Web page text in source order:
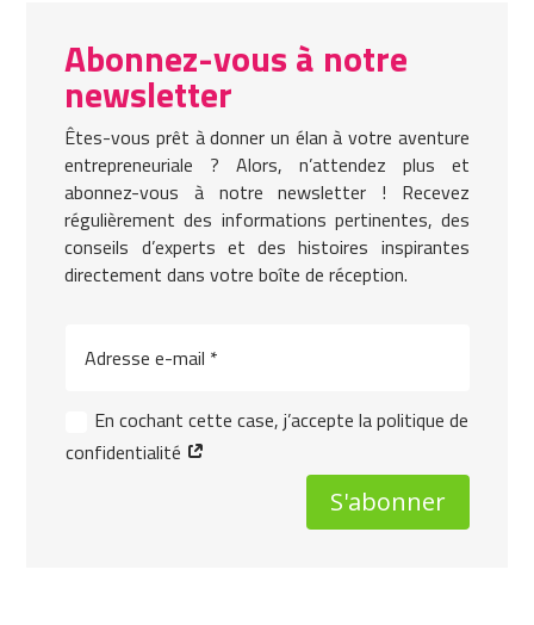
Abonnez-vous à notre
newsletter
Êtes-vous prêt à donner un élan à votre aventure
entrepreneuriale ? Alors, n’attendez plus et
abonnez-vous à notre newsletter ! Recevez
régulièrement des informations pertinentes, des
conseils d’experts et des histoires inspirantes
directement dans votre boîte de réception.
En cochant cette case, j’accepte la politique de
confidentialité
S'abonner